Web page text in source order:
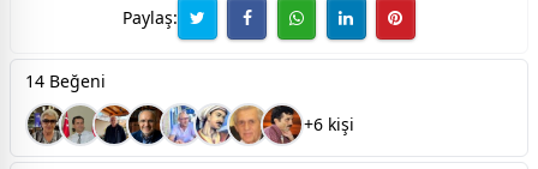
Paylaş:
14 Beğeni
+6 kişi